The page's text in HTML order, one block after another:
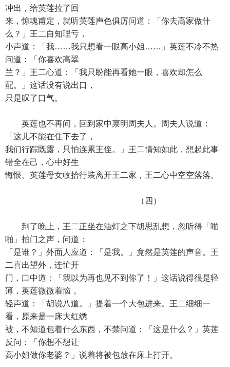
冲出，给英莲拉了回
来，惊魂甫定，就听英莲声色俱厉问道：「你去高家做什
么？」王二自知理亏，
小声道：「我……我只想看一眼高小姐……」英莲不冷不热
问道：「你喜欢高翠
兰？」王二心道：「我只盼能再看她一眼，喜欢却怎么
配。」这话没有说出口，
只是叹了口气。
英莲也不再问，回到家中禀明周夫人。周夫人说道：
「这儿不能在住下去了，
我们行踪既露，只怕连累王侄。」王二情知如此，想起此事
错全在己，心中好生
悔恨。英莲母女收拾行装离开王二家，王二心中空空落落。
（四）
到了晚上，王二正坐在油灯之下胡思乱想，忽听得「啪
啪」拍门之声，问道：
「是谁？」外面人应道：「是我。」竟然是英莲的声音。王
二喜出望外，连忙开
门，口中道：「我以为再也见不到你了！」这话说得很是轻
薄，英莲微微着恼，
轻声道：「胡说八道。」提着一个大包进来。王二细细一
看，原来是一床大红绣
被，不知道包着什么东西，不禁问道：「这是什么？」英莲
反问：「你想不想让
高小姐做你老婆？」说着将被包放在床上打开。